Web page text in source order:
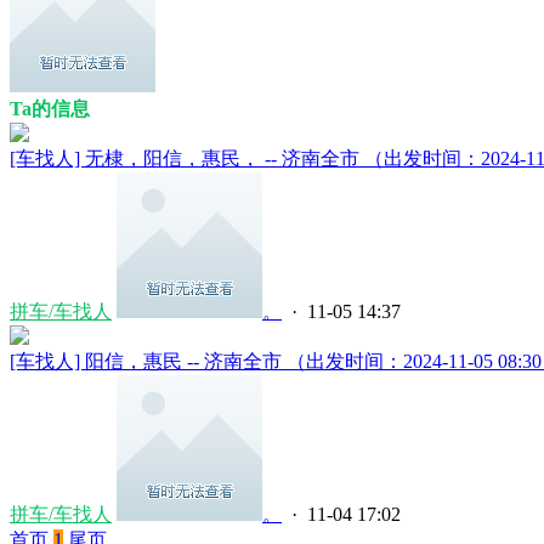
Ta的信息
[车找人] 无棣，阳信，惠民， -- 济南全市 （出发时间：2024-
拼车/车找人 。 · 11-05 14:37
[车找人] 阳信，惠民 -- 济南全市 （出发时间：2024-11-05 08:30
拼车/车找人 。
· 11-04 17:02
首页 1 尾页